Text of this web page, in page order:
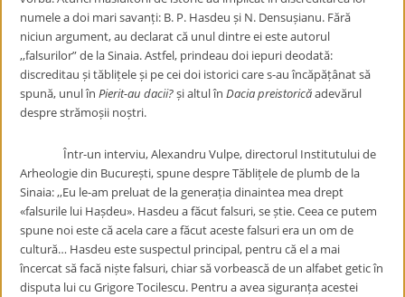
numele a doi mari savanți: B. P. Hasdeu și N. Densușianu. Fără
niciun argument, au declarat că unul dintre ei este autorul
,,falsurilor” de la Sinaia. Astfel, prindeau doi iepuri deodată:
discreditau și tăblițele și pe cei doi istorici care s-au încăpățânat să
spună, unul înPierit-au dacii?și altul înDacia preistoricăadevărul
despre strămoșii noștri.
Într-un interviu, Alexandru Vulpe, directorul Institutului de
Arheologie din București, spune despre Tăblițele de plumb de la
Sinaia: ,,Eu le-am preluat de la generația dinaintea mea drept
«falsurile lui Hașdeu». Hasdeu a făcut falsuri, se știe. Ceea ce putem
spune noi este că acela care a făcut aceste falsuri era un om de
cultură… Hasdeu este suspectul principal, pentru că el a mai
încercat să facă niște falsuri, chiar să vorbească de un alfabet getic în
disputa lui cu Grigore Tocilescu. Pentru a avea siguranța acestei